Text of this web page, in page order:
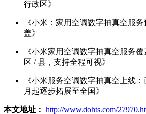
行政区》
《小米：家用空调数字抽真空服
盖》
《小米家用空调数字抽真空服务
区 / 县，支持全程可视》
《小米服务空调数字抽真空上线
月起逐步拓展至全国》
本文地址： http://www.dohts.com/